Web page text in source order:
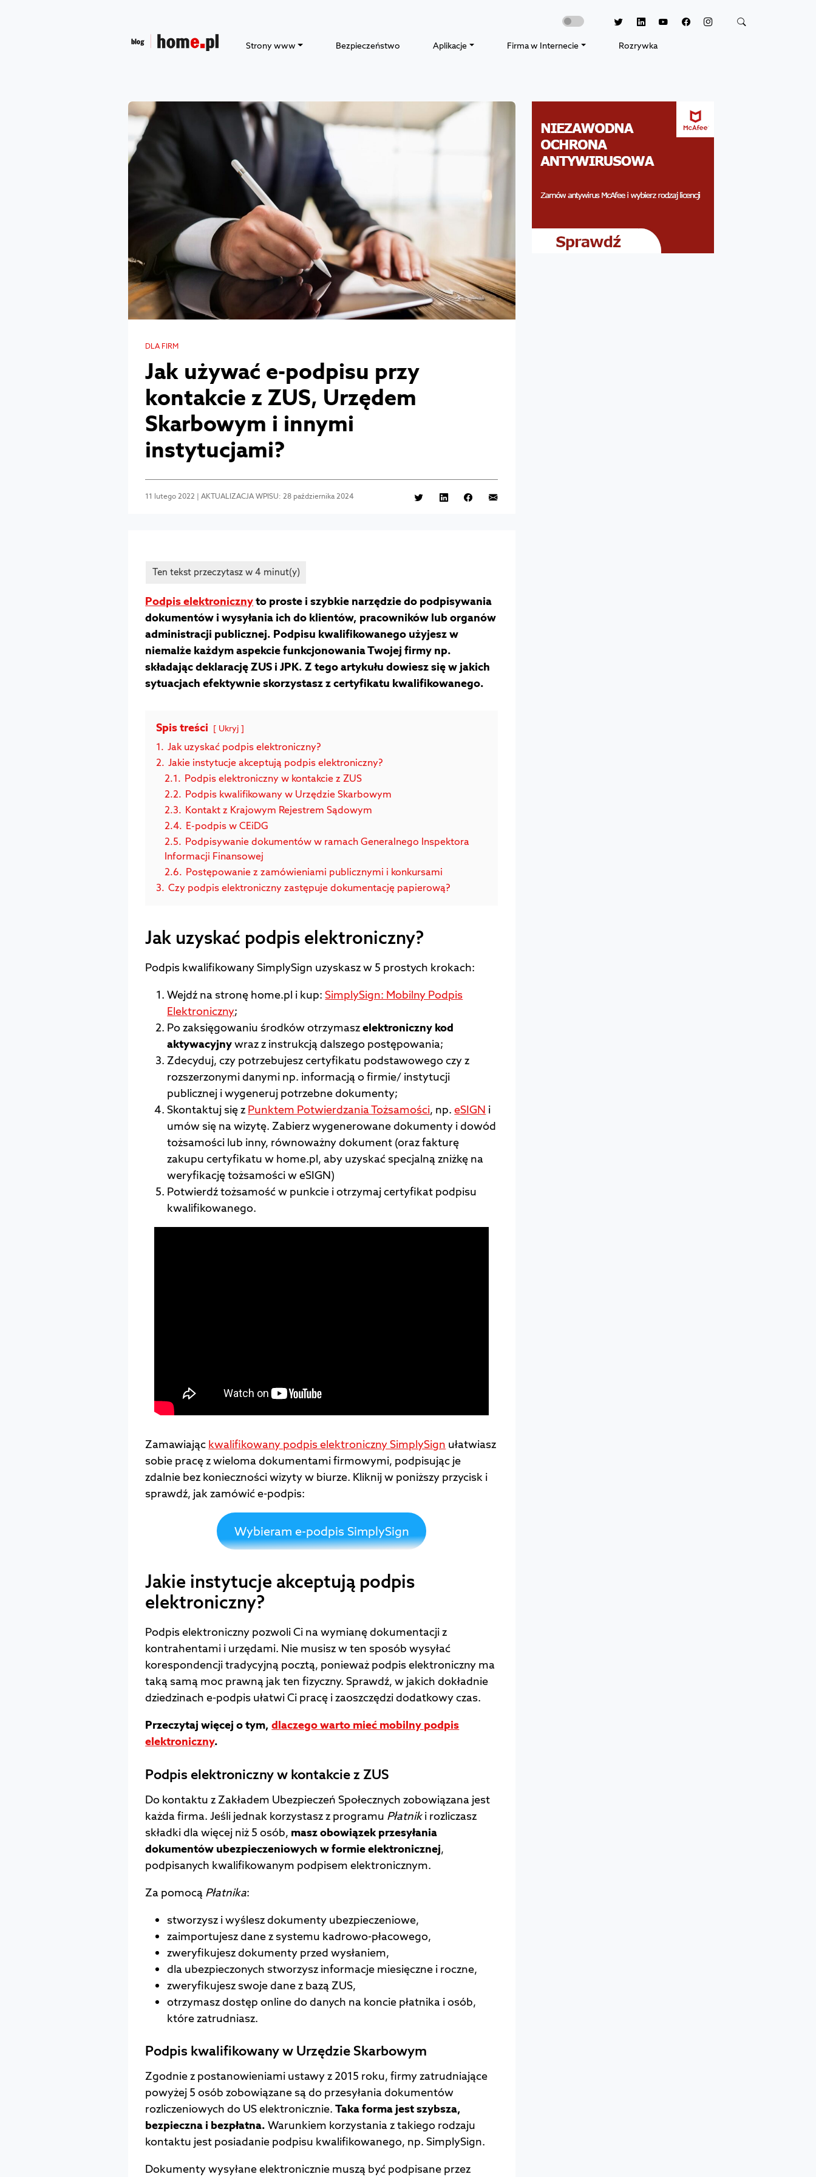
Strony www Bezpieczeństwo Aplikacje Firma w Internecie Rozrywka
DLA FIRM
Jak używać e-podpisu przy
kontakcie z ZUS, Urzędem
Skarbowym i innymi
instytucjami?
11 lutego 2022 | AKTUALIZACJA WPISU: 28 października 2024
Podpis elektronicznyto proste i szybkie narzędzie do podpisywania
dokumentów i wysyłania ich do klientów, pracowników lub organów
administracji publicznej. Podpisu kwalifikowanego użyjesz w
niemalże każdym aspekcie funkcjonowania Twojej firmy np.
składając deklarację ZUS i JPK. Z tego artykułu dowiesz się w jakich
sytuacjach efektywnie skorzystasz z certyfikatu kwalifikowanego.
Spis treści Ukryj
1. Jak uzyskać podpis elektroniczny?
2. Jakie instytucje akceptują podpis elektroniczny?
2.1. Podpis elektroniczny w kontakcie z ZUS
2.2. Podpis kwalifikowany w Urzędzie Skarbowym
2.3. Kontakt z Krajowym Rejestrem Sądowym
2.4. E-podpis w CEiDG
2.5. Podpisywanie dokumentów w ramach Generalnego Inspektora
Informacji Finansowej
2.6. Postępowanie z zamówieniami publicznymi i konkursami
3. Czy podpis elektroniczny zastępuje dokumentację papierową?
Jak uzyskać podpis elektroniczny?
Podpis kwalifikowany SimplySign uzyskasz w 5 prostych krokach:
Wejdź na stronę home.pl i kup:SimplySign: Mobilny Podpis
Elektroniczny;
Po zaksięgowaniu środków otrzymaszelektroniczny kod
aktywacyjnywraz z instrukcją dalszego postępowania;
Zdecyduj, czy potrzebujesz certyfikatu podstawowego czy z
rozszerzonymi danymi np. informacją o firmie/ instytucji
publicznej i wygeneruj potrzebne dokumenty;
Skontaktuj się z Punktem Potwierdzania Tożsamości, np.eSIGN i
umów się na wizytę. Zabierz wygenerowane dokumenty i dowód
tożsamości lub inny, równoważny dokument (oraz fakturę
zakupu certyfikatu w home.pl, aby uzyskać specjalną zniżkę na
weryfikację tożsamości w eSIGN)
Potwierdź tożsamość w punkcie i otrzymaj certyfikat podpisu
kwalifikowanego.
Zamawiając kwalifikowany podpis elektroniczny SimplySign ułatwiasz
sobie pracę z wieloma dokumentami firmowymi, podpisując je
zdalnie bez konieczności wizyty w biurze. Kliknij w poniższy przycisk i
sprawdź, jak zamówić e-podpis:
Wybieram e-podpis SimplySign
Jakie instytucje akceptują podpis
elektroniczny?
Podpis elektroniczny pozwoli Ci na wymianę dokumentacji z
kontrahentami i urzędami. Nie musisz w ten sposób wysyłać
korespondencji tradycyjną pocztą, ponieważ podpis elektroniczny ma
taką samą moc prawną jak ten fizyczny. Sprawdź, w jakich dokładnie
dziedzinach e-podpis ułatwi Ci pracę i zaoszczędzi dodatkowy czas.
Przeczytaj więcej o tym,dlaczego warto mieć mobilny podpis
elektroniczny.
Podpis elektroniczny w kontakcie z ZUS
Do kontaktu z Zakładem Ubezpieczeń Społecznych zobowiązana jest
każda firma. Jeśli jednak korzystasz z programu Płatniki rozliczasz
składki dla więcej niż 5 osób, masz obowiązek przesyłania
dokumentów ubezpieczeniowych w formie elektronicznej,
podpisanych kwalifikowanym podpisem elektronicznym.
Za pomocą Płatnika:
stworzysz i wyślesz dokumenty ubezpieczeniowe,
zaimportujesz dane z systemu kadrowo-płacowego,
zweryfikujesz dokumenty przed wysłaniem,
dla ubezpieczonych stworzysz informacje miesięczne i roczne,
zweryfikujesz swoje dane z bazą ZUS,
otrzymasz dostęp online do danych na koncie płatnika i osób,
które zatrudniasz.
Podpis kwalifikowany w Urzędzie Skarbowym
Zgodnie z postanowieniami ustawy z 2015 roku, firmy zatrudniające
powyżej 5 osób zobowiązane są do przesyłania dokumentów
rozliczeniowych do US elektronicznie.Taka forma jest szybsza,
bezpieczna i bezpłatna. Warunkiem korzystania z takiego rodzaju
kontaktu jest posiadanie podpisu kwalifikowanego, np. SimplySign.
Dokumenty wysyłane elektronicznie muszą być podpisane przez